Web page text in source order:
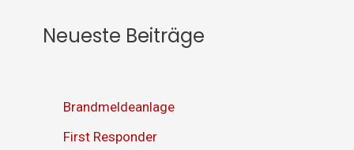
Neueste Beiträge
Brandmeldeanlage
First Responder